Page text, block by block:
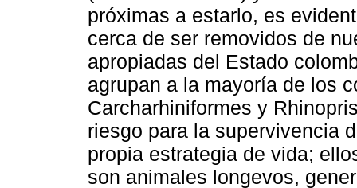
próximas a estarlo, es
cerca de ser removidos de
apropiadas del Estado
agrupan a la mayoría de los
Carcharhiniformes y
riesgo para la supervivencia
propia estrategia de vida;
son animales longevos,